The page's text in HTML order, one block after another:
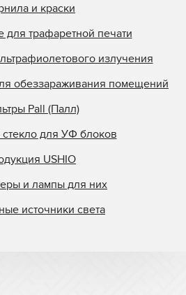
и краски
для трафаретной печати
излучения
обеззараживания помещений
Pall (Палл)
для УФ блоков
USHIO
и лампы для них
источники света